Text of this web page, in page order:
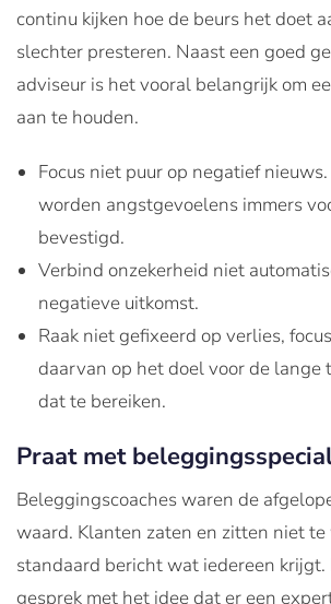
continu kijken hoe de beurs het doet
slechter presteren. Naast een goed
adviseur is het vooral belangrijk om
aan te houden.
Focus niet puur op negatief
worden angstgevoelens immers
bevestigd.
Verbind onzekerheid niet
negatieve uitkomst.
Raak niet gefixeerd op verlies,
daarvan op het doel voor de lange
dat te bereiken.
Praat met
Beleggingscoaches waren de
waard. Klanten zaten en zitten niet
standaard bericht wat iedereen krijgt.
gesprek met het idee dat er een